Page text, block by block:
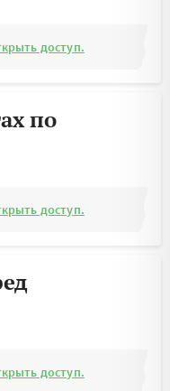
доступ.
по
доступ.
доступ.